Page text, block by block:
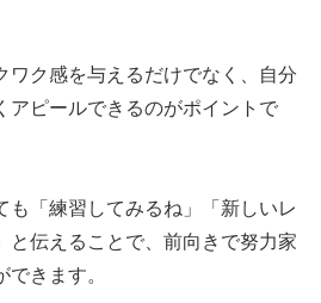
ワク感を与えるだけでなく、自分
アピールできるのがポイントで
も「練習してみるね」「新しいレ
と伝えることで、前向きで努力家
きます。